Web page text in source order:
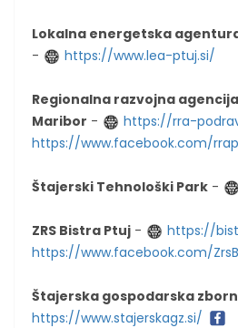
Lokalna energetska
-
https://www.lea-ptuj.si/
Regionalna razvojna
Maribor -
https://rra-
https://www.facebook.com/
Štajerski Tehnološki Park -
ZRS Bistra Ptuj -
https://
https://www.facebook.com/
Štajerska gospodarska
https://www.stajerskagz.si/